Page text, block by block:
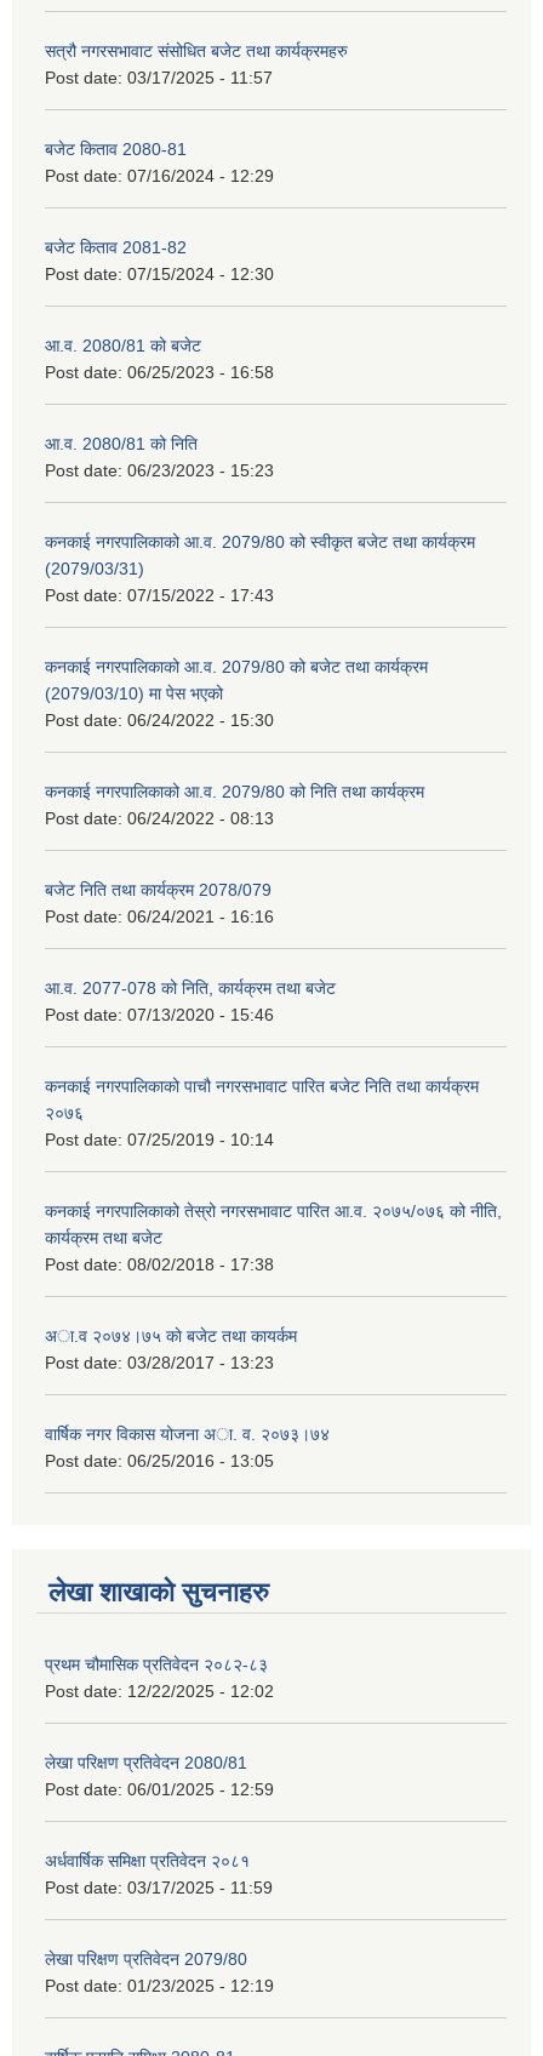
सत्रौ नगरसभावाट संसोधित बजेट तथा कार्यक्रमहरु
Post date: 03/17/2025 - 11:57
बजेट किताव 2080-81
Post date: 07/16/2024 - 12:29
बजेट किताव 2081-82
Post date: 07/15/2024 - 12:30
आ.व. 2080/81 को बजेट
Post date: 06/25/2023 - 16:58
आ.व. 2080/81 को निति
Post date: 06/23/2023 - 15:23
कनकाई नगरपालिकाको आ.व. 2079/80 को स्वीकृत बजेट तथा कार्यक्रम
(2079/03/31)
Post date: 07/15/2022 - 17:43
कनकाई नगरपालिकाको आ.व. 2079/80 को बजेट तथा कार्यक्रम
(2079/03/10) मा पेस भएको
Post date: 06/24/2022 - 15:30
कनकाई नगरपालिकाको आ.व. 2079/80 को निति तथा कार्यक्रम
Post date: 06/24/2022 - 08:13
बजेट निति तथा कार्यक्रम 2078/079
Post date: 06/24/2021 - 16:16
आ.व. 2077-078 को निति, कार्यक्रम तथा बजेट
Post date: 07/13/2020 - 15:46
कनकाई नगरपालिकाको पाचौ नगरसभावाट पारित बजेट निति तथा कार्यक्रम
२०७६
Post date: 07/25/2019 - 10:14
कनकाई नगरपालिकाको तेस्रो नगरसभावाट पारित आ.व. २०७५/०७६ को नीति,
कार्यक्रम तथा बजेट
Post date: 08/02/2018 - 17:38
अा.व २०७४।७५ काे बजेट तथा कायर्कम
Post date: 03/28/2017 - 13:23
वार्षिक नगर विकास योजना अा. व. २०७३।७४
Post date: 06/25/2016 - 13:05
लेखा शाखाको सुचनाहरु
प्रथम चौमासिक प्रतिवेदन २०८२-८३
Post date: 12/22/2025 - 12:02
लेखा परिक्षण प्रतिवेदन 2080/81
Post date: 06/01/2025 - 12:59
अर्धवार्षिक समिक्षा प्रतिवेदन २०८१
Post date: 03/17/2025 - 11:59
लेखा परिक्षण प्रतिवेदन 2079/80
Post date: 01/23/2025 - 12:19